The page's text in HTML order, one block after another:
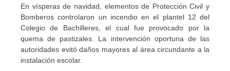
En vísperas de navidad, elementos de Protección Civil y
Bomberos controlaron un incendio en el plantel 12 del
Colegio de Bachilleres, el cual fue provocado por la
quema de pastizales. La intervención oportuna de las
autoridades evitó daños mayores al área circundante a la
instalación escolar.